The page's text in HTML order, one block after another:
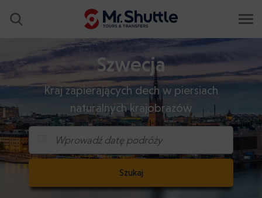
Szwecja
Kraj zapierających dech w piersiach
naturalnych krajobrazów
Wprowadź datę podróży
Szukaj